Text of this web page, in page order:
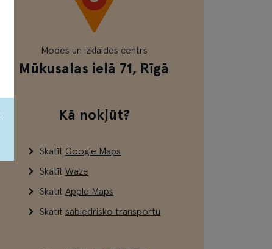
Modes un izklaides centrs
Mūkusalas ielā 71, Rīgā
Kā nokļūt?
Skatīt Google Maps
Skatīt Waze
Skatīt Apple Maps
Skatīt sabiedrisko transportu